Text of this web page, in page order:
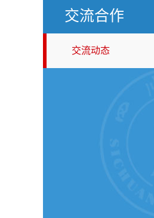
交流合作
交流动态